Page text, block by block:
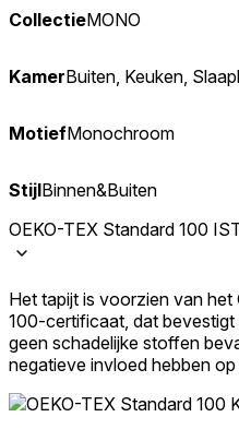
CollectieMONO
KamerBuiten, Keuken,
MotiefMonochroom
StijlBinnen&Buiten
OEKO-TEX Standard 100
Het tapijt is voorzien van
100-certificaat, dat
geen schadelijke stoffen
negatieve invloed hebben